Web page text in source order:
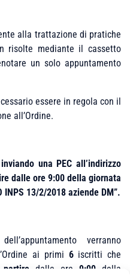
alla trattazione di pratiche
risolte mediante il cassetto
un solo appuntamento
essere in regola con il
all’Ordine.
una PEC all’indirizzo
dalle ore 9:00 della giornata
13/2/2018 aziende DM”.
verranno
ai primi 6iscritti che
dalle ore 9:00 della